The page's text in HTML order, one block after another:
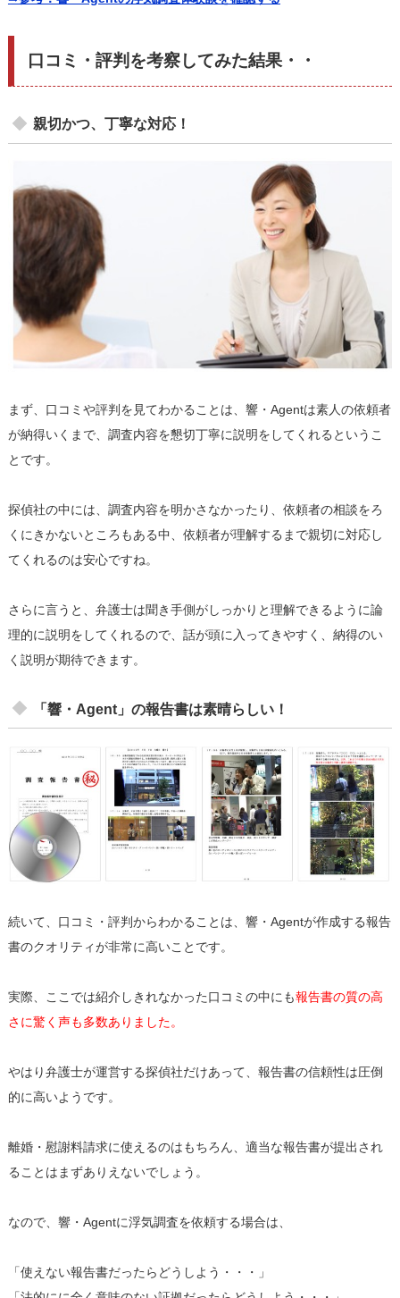
口コミ・評判を考察してみた結果・・
親切かつ、丁寧な対応！
まず、口コミや評判を見てわかることは、響・Agentは素人の依頼者
が納得いくまで、調査内容を懇切丁寧に説明をしてくれるというこ
とです。
探偵社の中には、調査内容を明かさなかったり、依頼者の相談をろ
くにきかないところもある中、依頼者が理解するまで親切に対応し
てくれるのは安心ですね。
さらに言うと、弁護士は聞き手側がしっかりと理解できるように論
理的に説明をしてくれるので、話が頭に入ってきやすく、納得のい
く説明が期待できます。
「響・Agent」の報告書は素晴らしい！
続いて、口コミ・評判からわかることは、響・Agentが作成する報告
書のクオリティが非常に高いことです。
実際、ここでは紹介しきれなかった口コミの中にも報告書の質の高
さに驚く声も多数ありました。
やはり弁護士が運営する探偵社だけあって、報告書の信頼性は圧倒
的に高いようです。
離婚・慰謝料請求に使えるのはもちろん、適当な報告書が提出され
ることはまずありえないでしょう。
なので、響・Agentに浮気調査を依頼する場合は、
「使えない報告書だったらどうしよう・・・」